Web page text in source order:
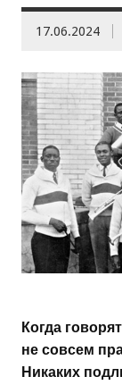
17.06.2024
Когда
не совсем
Никаких